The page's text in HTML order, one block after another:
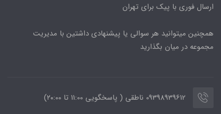
ارسال فوری با پیک برای تهران
همچنین میتوانید هر سوالی یا پیشنهادی داشتین با مدیریت
مجموعه در میان بگذارید
09398939612 ناطقی ( پاسخگویی 11:00 تا ۲۰:00)